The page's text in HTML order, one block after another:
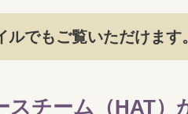
ルでもご覧いただけます。
チーム（HAT）